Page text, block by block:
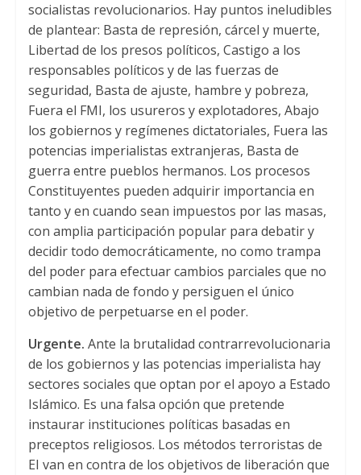
socialistas revolucionarios. Hay puntos ineludibles
de plantear: Basta de represión, cárcel y muerte,
Libertad de los presos políticos, Castigo a los
responsables políticos y de las fuerzas de
seguridad, Basta de ajuste, hambre y pobreza,
Fuera el FMI, los usureros y explotadores, Abajo
los gobiernos y regímenes dictatoriales, Fuera las
potencias imperialistas extranjeras, Basta de
guerra entre pueblos hermanos. Los procesos
Constituyentes pueden adquirir importancia en
tanto y en cuando sean impuestos por las masas,
con amplia participación popular para debatir y
decidir todo democráticamente, no como trampa
del poder para efectuar cambios parciales que no
cambian nada de fondo y persiguen el único
objetivo de perpetuarse en el poder.
Urgente. Ante la brutalidad contrarrevolucionaria
de los gobiernos y las potencias imperialista hay
sectores sociales que optan por el apoyo a Estado
Islámico. Es una falsa opción que pretende
instaurar instituciones políticas basadas en
preceptos religiosos. Los métodos terroristas de
EI van en contra de los objetivos de liberación que